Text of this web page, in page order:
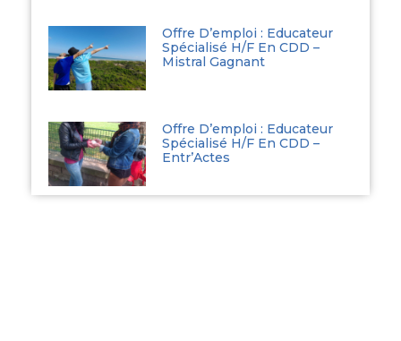
Offre D’emploi : Educateur
Spécialisé H/F En CDD –
Mistral Gagnant
Offre D’emploi : Educateur
Spécialisé H/F En CDD –
Entr’Actes